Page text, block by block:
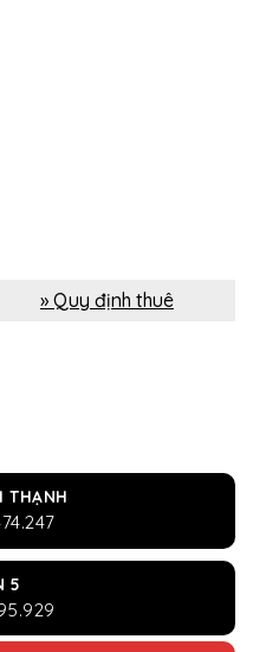
» Quy định thuê
THẠNH
5